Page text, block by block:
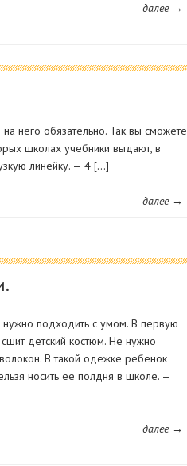
далее →
него обязательно. Так вы сможете
школах учебники выдают, в
линейку. — 4 […]
далее →
подходить с умом. В первую
детский костюм. Не нужно
В такой одежке ребенок
носить ее полдня в школе. —
далее →